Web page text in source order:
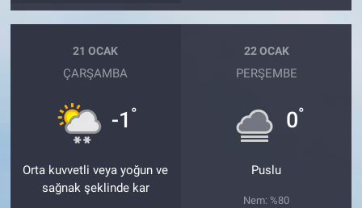
21 OCAK
ÇARŞAMBA
-1 °
Orta kuvvetli veya yoğun ve
sağnak şeklinde kar
22 OCAK
PERŞEMBE
0°
Puslu
Nem: %80